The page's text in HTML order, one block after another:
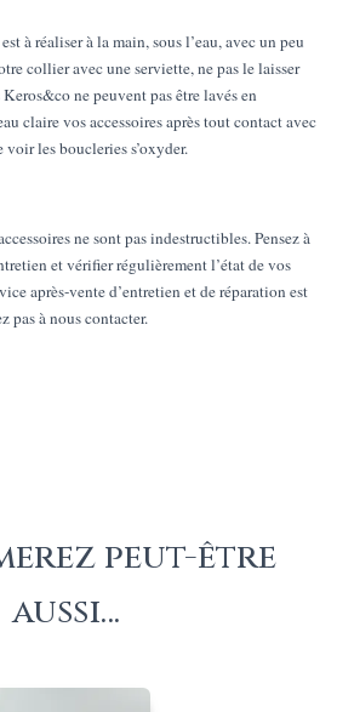
à réaliser à la main, sous l’eau, avec un peu
collier avec une serviette, ne pas le laisser
Keros&co ne peuvent pas être lavés en
claire vos accessoires après tout contact avec
voir les boucleries s’oxyder.
ne sont pas indestructibles. Pensez à
et vérifier régulièrement l’état de vos
après-vente d’entretien et de réparation est
pas à nous contacter.
peut-être
aussi…